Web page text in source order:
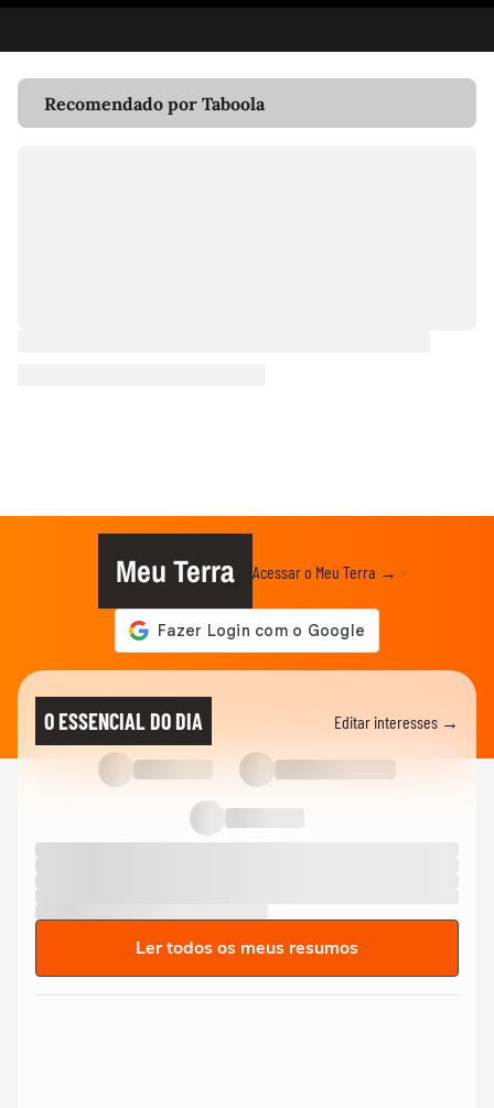
Recomendado por Taboola
Meu Terra Acessar o Meu Terra →
O ESSENCIAL DO DIA Editar interesses →
Ler todos os meus resumos